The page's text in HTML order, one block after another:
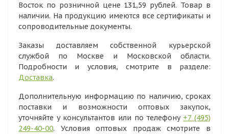
Восток по розничной цене 131,59 рублей. Товар в
наличии. На продукцию имеются все сертификаты и
сопроводительные документы.
Заказы доставляем собственной курьерской
службой по Москве и Московской области.
Подробности и условия, смотрите в разделе:
Доставка.
Дополнительную информацию по наличию, сроках
поставки и возможности оптовых закупок,
уточняйте у консультантов или по телефону +7 (495)
249-40-00. Условия оптовых продаж смотрите в